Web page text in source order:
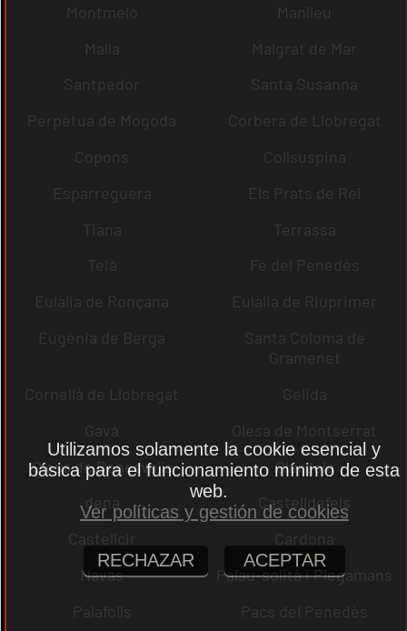
Montmeló
Manlleu
Malla
Malgrat de Mar
Santpedor
Santa Susanna
Perpètua de Mogoda
Corbera de Llobregat
Copons
Collsuspina
Esparreguera
Els Prats de Rei
Tiana
Terrassa
Teià
Fe del Penedès
Eulàlia de Ronçana
Eulàlia de Riuprimer
Eugènia de Berga
Santa Coloma de
Gramenet
Cornellà de Llobregat
Gelida
Gavà
Olesa de Montserrat
Olesa de Bonesvalls
Olèrdola
dena
Castelldefels
Castellcir
Cardona
Navas
Palau-solità i Plegamans
Palafolls
Pacs del Penedès
Utilizamos solamente la cookie esencial y
básica para el funcionamiento mínimo de esta
web.
Ver políticas y gestión de cookies
RECHAZAR ACEPTAR